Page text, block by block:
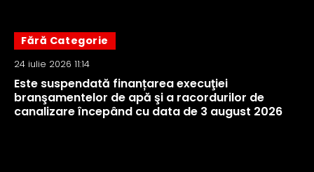
Fără Categorie
24 iulie 2026 11:14
Este suspendată finanțarea execuţiei
branşamentelor de apă şi a racordurilor de
canalizare începând cu data de 3 august 2026